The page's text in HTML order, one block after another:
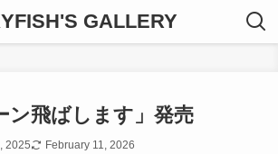
GALLERY
ン飛ばします」発売
2025 February 11, 2026